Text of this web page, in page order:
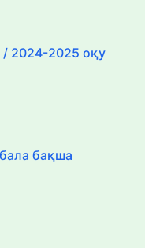
2024-2025 оқу
бақша